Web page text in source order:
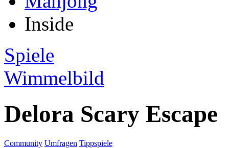
Inside
Spiele
Wimmelbild
Delora Scary Escape
Community Umfragen Tippspiele